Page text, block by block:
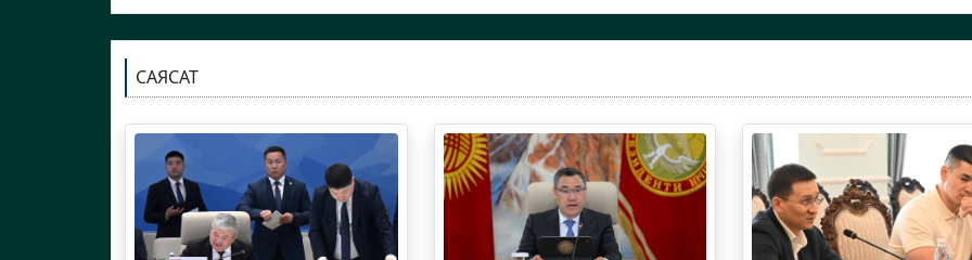
САЯСАТ